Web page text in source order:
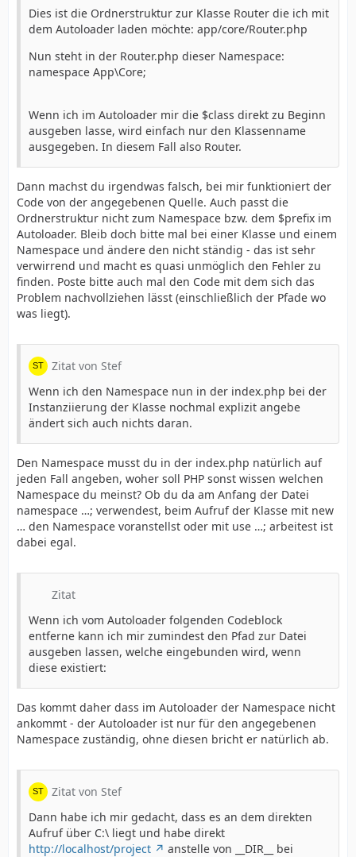
Dies ist die Ordnerstruktur zur Klasse Router die ich mit
dem Autoloader laden möchte: app/core/Router.php
Nun steht in der Router.php dieser Namespace:
namespace App\Core;
Wenn ich im Autoloader mir die $class direkt zu Beginn
ausgeben lasse, wird einfach nur den Klassenname
ausgegeben. In diesem Fall also Router.
Dann machst du irgendwas falsch, bei mir funktioniert der
Code von der angegebenen Quelle. Auch passt die
Ordnerstruktur nicht zum Namespace bzw. dem $prefix im
Autoloader. Bleib doch bitte mal bei einer Klasse und einem
Namespace und ändere den nicht ständig - das ist sehr
verwirrend und macht es quasi unmöglich den Fehler zu
finden. Poste bitte auch mal den Code mit dem sich das
Problem nachvollziehen lässt (einschließlich der Pfade wo
was liegt).
Zitat von Stef
Wenn ich den Namespace nun in der index.php bei der
Instanziierung der Klasse nochmal explizit angebe
ändert sich auch nichts daran.
Den Namespace musst du in der index.php natürlich auf
jeden Fall angeben, woher soll PHP sonst wissen welchen
Namespace du meinst? Ob du da am Anfang der Datei
namespace …; verwendest, beim Aufruf der Klasse mit new
… den Namespace voranstellst oder mit use …; arbeitest ist
dabei egal.
Zitat
Wenn ich vom Autoloader folgenden Codeblock
entferne kann ich mir zumindest den Pfad zur Datei
ausgeben lassen, welche eingebunden wird, wenn
diese existiert:
Das kommt daher dass im Autoloader der Namespace nicht
ankommt - der Autoloader ist nur für den angegebenen
Namespace zuständig, ohne diesen bricht er natürlich ab.
Zitat von Stef
Dann habe ich mir gedacht, dass es an dem direkten
Aufruf über C:\ liegt und habe direkt
http://localhost/project
anstelle von __DIR__ bei